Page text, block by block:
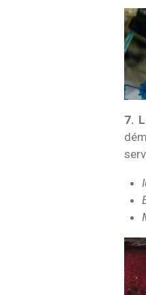
7.